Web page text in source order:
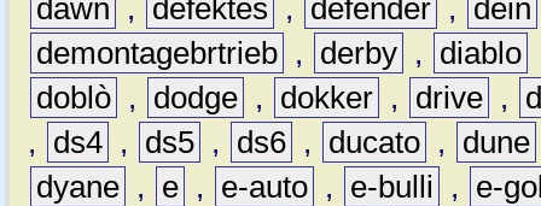
dawn , defektes , defender , dein
demontagebrtrieb , derby , diablo
doblò , dodge , dokker , drive ,
,
ds4 , ds5 , ds6 , ducato , dune
dyane , e , e-auto , e-bulli ,
e-